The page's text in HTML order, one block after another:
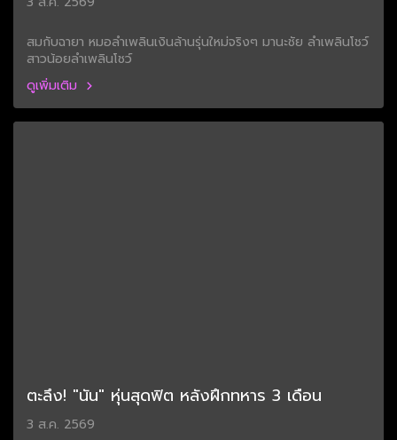
สมกับฉายา หมอลำเพลินเงินล้านรุ่นใหม่จริงๆ มานะชัย ลำเพลินโชว์
สาวน้อยลำเพลินโชว์
ดูเพิ่มเติม
ตะลึง! "นัน" หุ่นสุดฟิต หลังฝึกทหาร 3 เดือน
3 ส.ค. 2569